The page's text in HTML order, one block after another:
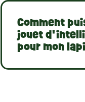
Comment
jouet
pour mon